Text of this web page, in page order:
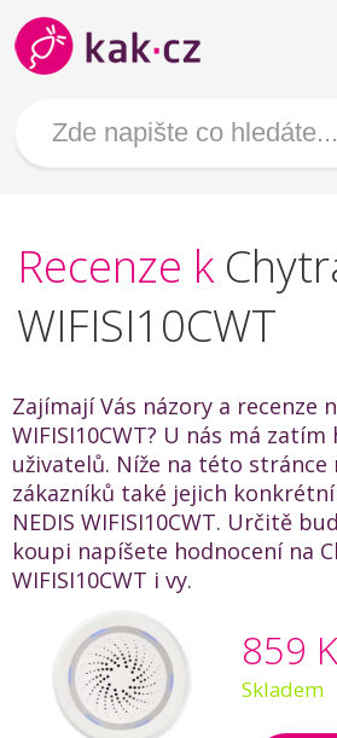
Recenze k
WIFISI10CWT
Zajímají Vás názory a recenze
WIFISI10CWT? U nás má
uživatelů. Níže na této
zákazníků také jejich
NEDIS WIFISI10CWT. Určitě
koupi napíšete hodnocení na
WIFISI10CWT i vy.
859
Skladem